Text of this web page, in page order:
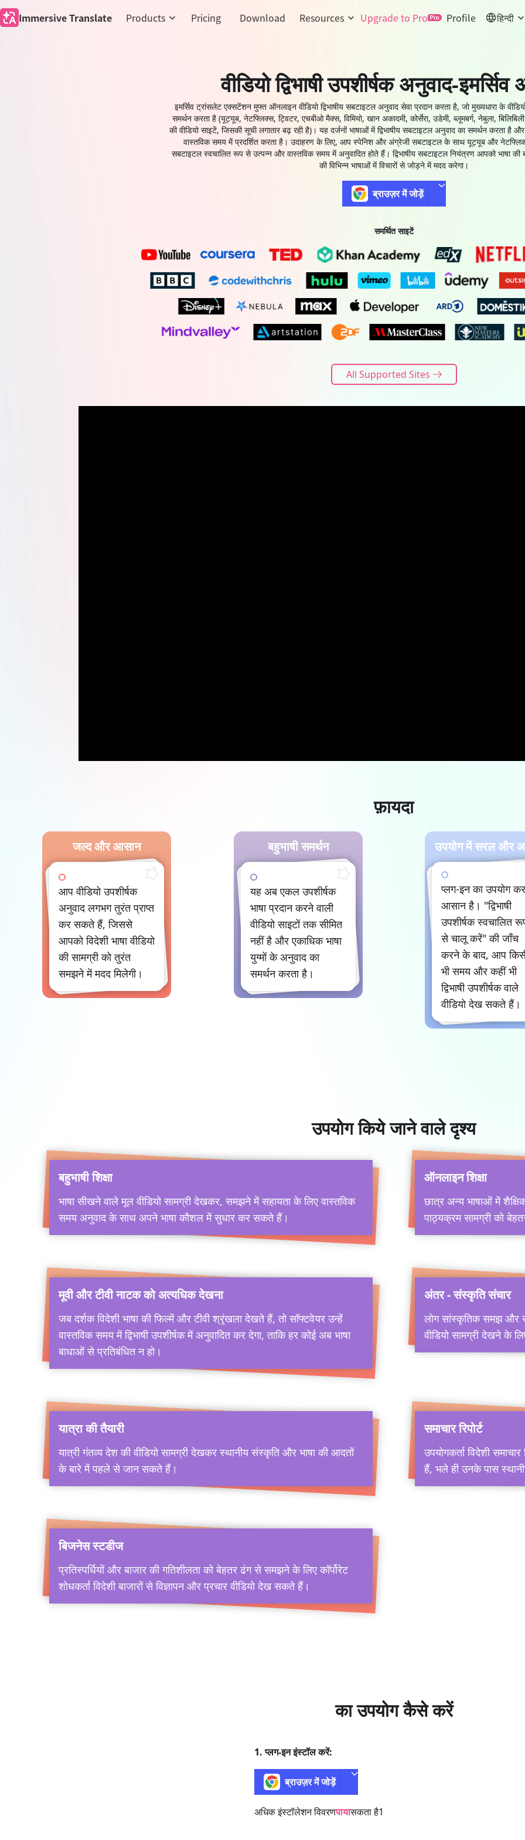
वीडियो द्विभाषी उपशीर्षक अनुवाद-इमर्सिव
इमर्सिव ट्रांसलेट एक्सटेंशन मुफ्त ऑनलाइन वीडियो द्विभाषीय सबटाइटल अनुवाद सेवा प्रदान करता है, जो मुख्यधारा के
समर्थन करता है (यूट्यूब, नेटफ्लिक्स, ट्विटर, एचबीओ मैक्स, विमियो, खान अकादमी, कोर्सेरा, उडेमी, ब्लूमबर्ग, नेबुला,
की वीडियो साइटें, जिसकी सूची लगातार बढ़ रही है)। यह दर्जनों भाषाओं में द्विभाषीय सबटाइटल अनुवाद का समर्थन करता है
वास्तविक समय में प्रदर्शित करता है। उदाहरण के लिए, आप स्पेनिश और अंग्रेजी सबटाइटल के साथ यूट्यूब और
सबटाइटल स्वचालित रूप से उत्पन्न और वास्तविक समय में अनुवादित होते हैं। द्विभाषीय सबटाइटल नियंत्रण आपको भाषा की
की विभिन्न भाषाओं में विचारों से जोड़ने में मदद करेगा।
ब्राउज़र में जोड़ें
समर्थित साइटें
All Supported Sites
फ़ायदा
जल्द और आसान
आप वीडियो उपशीर्षक
अनुवाद लगभग तुरंत प्राप्त
कर सकते हैं, जिससे
आपको विदेशी भाषा वीडियो
की सामग्री को तुरंत
समझने में मदद मिलेगी।
बहुभाषी समर्थन
यह अब एकल उपशीर्षक
भाषा प्रदान करने वाली
वीडियो साइटों तक सीमित
नहीं है और एकाधिक भाषा
युग्मों के अनुवाद का
समर्थन करता है।
उपयोग में सरल और
प्लग-इन का उपयोग
आसान है। "द्विभाषी
उपशीर्षक स्वचालित
से चालू करें" की जाँच
करने के बाद, आप
भी समय और कहीं भी
द्विभाषी उपशीर्षक वाले
वीडियो देख सकते हैं।
उपयोग किये जाने वाले दृश्य
बहुभाषी शिक्षा
भाषा सीखने वाले मूल वीडियो सामग्री देखकर, समझने में सहायता के लिए वास्तविक
समय अनुवाद के साथ अपने भाषा कौशल में सुधार कर सकते हैं।
ऑनलाइन शिक्षा
छात्र अन्य भाषाओं में
पाठ्यक्रम सामग्री को
मूवी और टीवी नाटक को अत्यधिक देखना
जब दर्शक विदेशी भाषा की फिल्में और टीवी श्रृंखला देखते हैं, तो सॉफ्टवेयर उन्हें
वास्तविक समय में द्विभाषी उपशीर्षक में अनुवादित कर देगा, ताकि हर कोई अब भाषा
बाधाओं से प्रतिबंधित न हो।
अंतर - संस्कृति संचार
लोग सांस्कृतिक समझ और
वीडियो सामग्री देखने के
यात्रा की तैयारी
यात्री गंतव्य देश की वीडियो सामग्री देखकर स्थानीय संस्कृति और भाषा की आदतों
के बारे में पहले से जान सकते हैं।
समाचार रिपोर्ट
उपयोगकर्ता विदेशी
हैं, भले ही उनके पास
बिजनेस स्टडीज
प्रतिस्पर्धियों और बाजार की गतिशीलता को बेहतर ढंग से समझने के लिए कॉर्पोरेट
शोधकर्ता विदेशी बाजारों से विज्ञापन और प्रचार वीडियो देख सकते हैं।
का उपयोग कैसे करें
1. प्लग-इन इंस्टॉल करें:
ब्राउज़र में जोड़ें
अधिक इंस्टॉलेशन विवरणपायासकता है1
Immersive Translate Products Pricing Download Resources Upgrade to Pro Profile हिन्दी